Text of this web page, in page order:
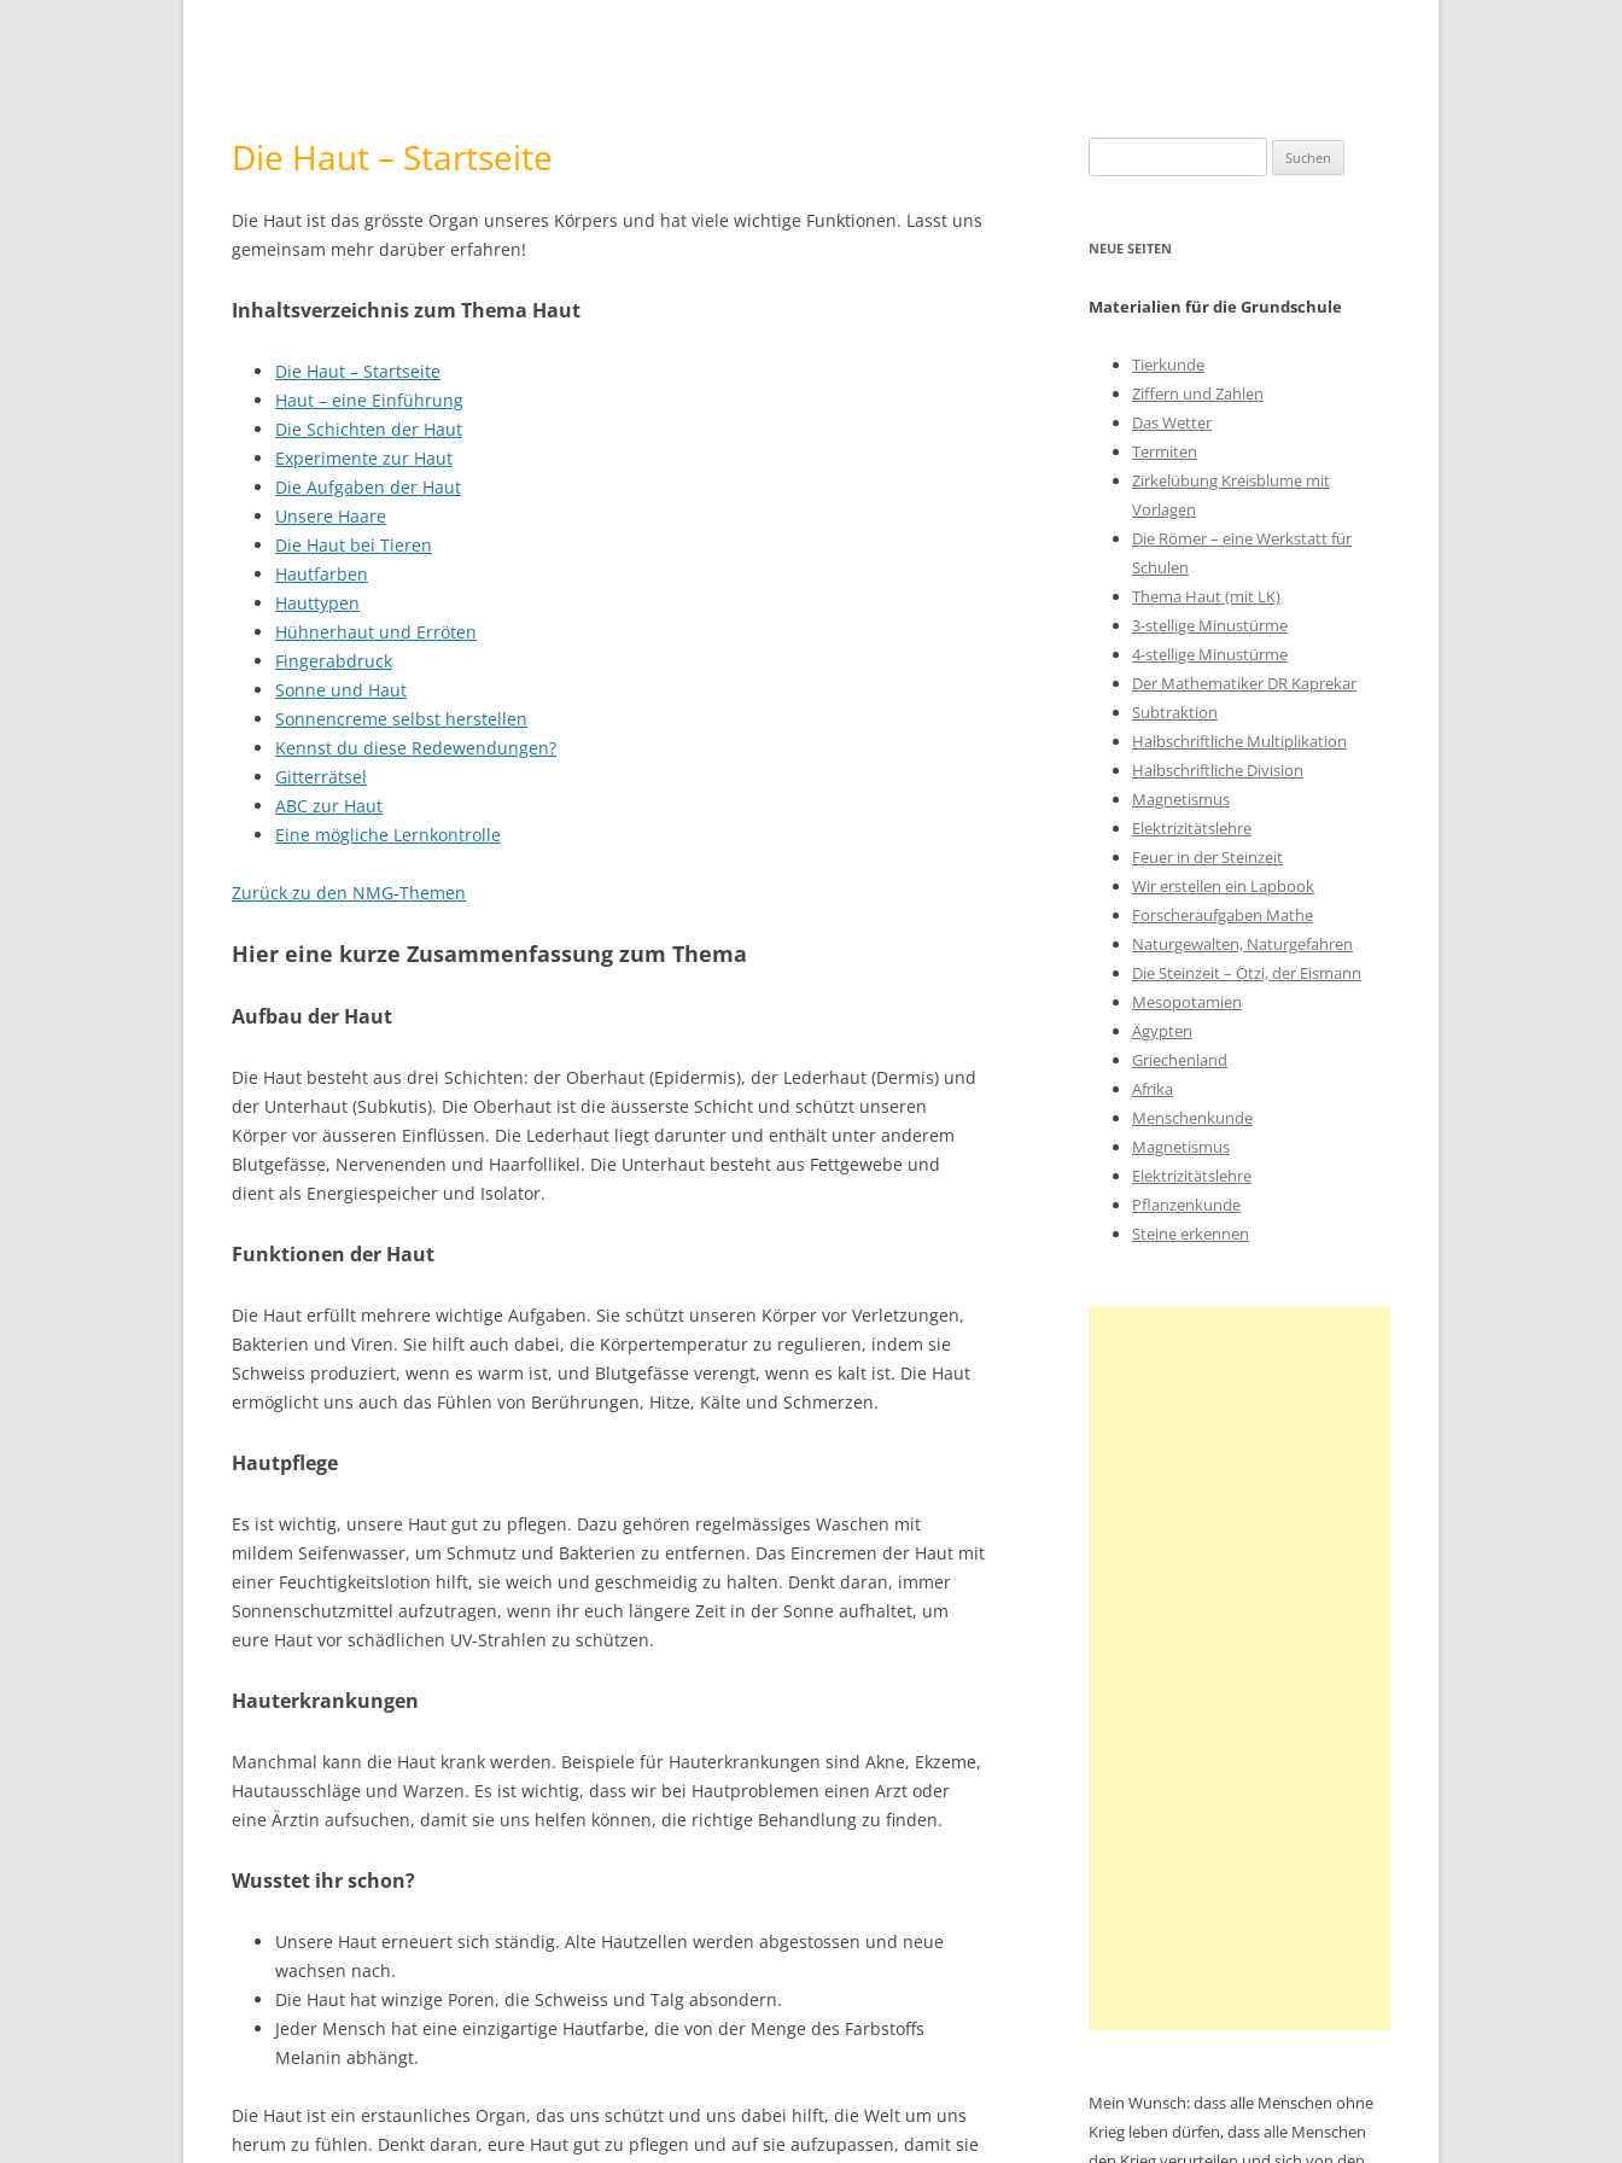
Die Haut – Startseite
Die Haut ist das grösste Organ unseres Körpers und hat viele wichtige Funktionen. Lasst uns
gemeinsam mehr darüber erfahren!
Inhaltsverzeichnis zum Thema Haut
Die Haut – Startseite
Haut – eine Einführung
Die Schichten der Haut
Experimente zur Haut
Die Aufgaben der Haut
Unsere Haare
Die Haut bei Tieren
Hautfarben
Hauttypen
Hühnerhaut und Erröten
Fingerabdruck
Sonne und Haut
Sonnencreme selbst herstellen
Kennst du diese Redewendungen?
Gitterrätsel
ABC zur Haut
Eine mögliche Lernkontrolle
Zurück zu den NMG-Themen
Hier eine kurze Zusammenfassung zum Thema
Aufbau der Haut
Die Haut besteht aus drei Schichten: der Oberhaut (Epidermis), der Lederhaut (Dermis) und
der Unterhaut (Subkutis). Die Oberhaut ist die äusserste Schicht und schützt unseren
Körper vor äusseren Einflüssen. Die Lederhaut liegt darunter und enthält unter anderem
Blutgefässe, Nervenenden und Haarfollikel. Die Unterhaut besteht aus Fettgewebe und
dient als Energiespeicher und Isolator.
Funktionen der Haut
Die Haut erfüllt mehrere wichtige Aufgaben. Sie schützt unseren Körper vor Verletzungen,
Bakterien und Viren. Sie hilft auch dabei, die Körpertemperatur zu regulieren, indem sie
Schweiss produziert, wenn es warm ist, und Blutgefässe verengt, wenn es kalt ist. Die Haut
ermöglicht uns auch das Fühlen von Berührungen, Hitze, Kälte und Schmerzen.
Hautpflege
Es ist wichtig, unsere Haut gut zu pflegen. Dazu gehören regelmässiges Waschen mit
mildem Seifenwasser, um Schmutz und Bakterien zu entfernen. Das Eincremen der Haut mit
einer Feuchtigkeitslotion hilft, sie weich und geschmeidig zu halten. Denkt daran, immer
Sonnenschutzmittel aufzutragen, wenn ihr euch längere Zeit in der Sonne aufhaltet, um
eure Haut vor schädlichen UV-Strahlen zu schützen.
Hauterkrankungen
Manchmal kann die Haut krank werden. Beispiele für Hauterkrankungen sind Akne, Ekzeme,
Hautausschläge und Warzen. Es ist wichtig, dass wir bei Hautproblemen einen Arzt oder
eine Ärztin aufsuchen, damit sie uns helfen können, die richtige Behandlung zu finden.
Wusstet ihr schon?
Unsere Haut erneuert sich ständig. Alte Hautzellen werden abgestossen und neue
wachsen nach.
Die Haut hat winzige Poren, die Schweiss und Talg absondern.
Jeder Mensch hat eine einzigartige Hautfarbe, die von der Menge des Farbstoffs
Melanin abhängt.
Die Haut ist ein erstaunliches Organ, das uns schützt und uns dabei hilft, die Welt um uns
herum zu fühlen. Denkt daran, eure Haut gut zu pflegen und auf sie aufzupassen, damit sie
nach:
NEUE SEITEN
Materialien für die Grundschule
Tierkunde
Ziffern und Zahlen
Das Wetter
Termiten
Zirkelübung Kreisblume mit
Vorlagen
Die Römer – eine Werkstatt für
Schulen
Thema Haut (mit LK)
3-stellige Minustürme
4-stellige Minustürme
Der Mathematiker DR Kaprekar
Subtraktion
Halbschriftliche Multiplikation
Halbschriftliche Division
Magnetismus
Elektrizitätslehre
Feuer in der Steinzeit
Wir erstellen ein Lapbook
Forscheraufgaben Mathe
Naturgewalten, Naturgefahren
Die Steinzeit – Ötzi, der Eismann
Mesopotamien
Ägypten
Griechenland
Afrika
Menschenkunde
Magnetismus
Elektrizitätslehre
Pflanzenkunde
Steine erkennen
Mein Wunsch: dass alle Menschen ohne
Krieg leben dürfen, dass alle Menschen